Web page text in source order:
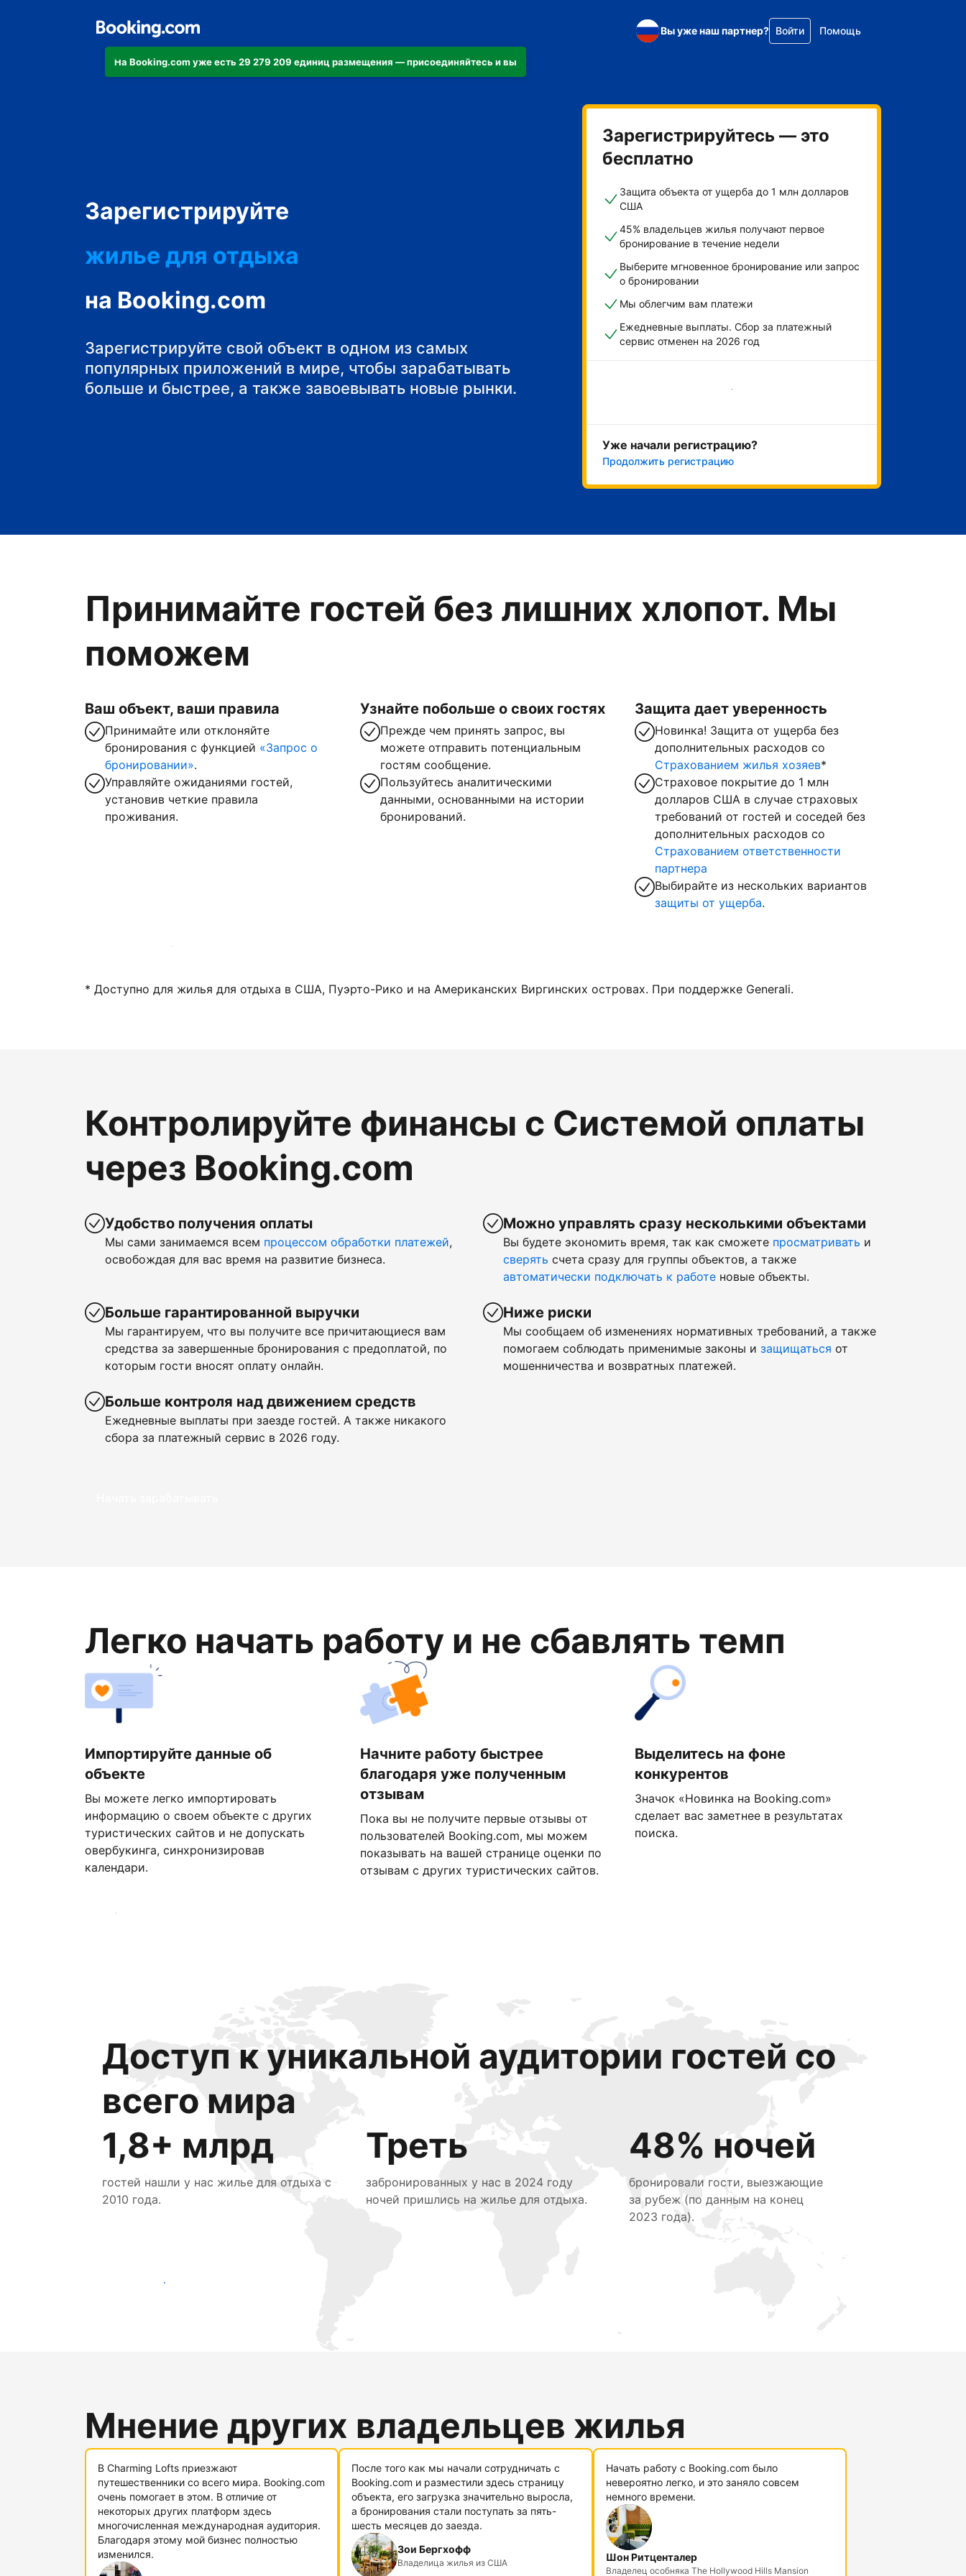
На Booking.com уже есть 29 279 209 единиц размещения — присоединяйтесь и вы
Вы уже наш партнер? Войти Помощь
Зарегистрируйте
отель
жилье для отдыха
гостевой дом
мини-отель
на Booking.com
Зарегистрируйте свой объект в одном из самых
популярных приложений в мире, чтобы зарабатывать
больше и быстрее, а также завоевывать новые рынки.
Зарегистрируйтесь — это
бесплатно
Защита объекта от ущерба до 1 млн долларов
США
45% владельцев жилья получают первое
бронирование в течение недели
Выберите мгновенное бронирование или запрос
о бронировании
Мы облегчим вам платежи
Ежедневные выплаты. Сбор за платежный
сервис отменен на 2026 год
Начать
Уже начали регистрацию?
Продолжить регистрацию
Принимайте гостей без лишних хлопот. Мы
поможем
Ваш объект, ваши правила
Принимайте или отклоняйте
бронирования с функцией «Запрос о
бронировании».
Управляйте ожиданиями гостей,
установив четкие правила
проживания.
Узнайте побольше о своих гостях
Прежде чем принять запрос, вы
можете отправить потенциальным
гостям сообщение.
Пользуйтесь аналитическими
данными, основанными на истории
бронирований.
Защита дает уверенность
Новинка! Защита от ущерба без
дополнительных расходов со
Страхованием жилья хозяев*
Страховое покрытие до 1 млн
долларов США в случае страховых
требований от гостей и соседей без
дополнительных расходов со
Страхованием ответственности
партнера
Выбирайте из нескольких вариантов
защиты от ущерба.
Зарегистрировать объект
* Доступно для жилья для отдыха в США, Пуэрто-Рико и на Американских Виргинских островах. При поддержке Generali.
Контролируйте финансы с Системой оплаты
через Booking.com
Удобство получения оплаты
Мы сами занимаемся всем процессом обработки платежей,
освобождая для вас время на развитие бизнеса.
Больше гарантированной выручки
Мы гарантируем, что вы получите все причитающиеся вам
средства за завершенные бронирования с предоплатой, по
которым гости вносят оплату онлайн.
Больше контроля над движением средств
Ежедневные выплаты при заезде гостей. А также никакого
сбора за платежный сервис в 2026 году.
Можно управлять сразу несколькими объектами
Вы будете экономить время, так как сможете просматривать и
сверять счета сразу для группы объектов, а также
автоматически подключать к работе новые объекты.
Ниже риски
Мы сообщаем об изменениях нормативных требований, а также
помогаем соблюдать применимые законы и защищаться от
мошенничества и возвратных платежей.
Начать зарабатывать
Легко начать работу и не сбавлять темп
Импортируйте данные об
объекте
Вы можете легко импортировать
информацию о своем объекте с других
туристических сайтов и не допускать
овербукинга, синхронизировав
календари.
Начните работу быстрее
благодаря уже полученным
отзывам
Пока вы не получите первые отзывы от
пользователей Booking.com, мы можем
показывать на вашей странице оценки по
отзывам с других туристических сайтов.
Выделитесь на фоне
конкурентов
Значок «Новинка на Booking.com»
сделает вас заметнее в результатах
поиска.
Начать
Доступ к уникальной аудитории гостей со
всего мира
1,8+ млрд
гостей нашли у нас жилье для отдыха с
2010 года.
Треть
забронированных у нас в 2024 году
ночей пришлись на жилье для отдыха.
48% ночей
бронировали гости, выезжающие
за рубеж (по данным на конец
2023 года).
Привлечь новых гостей
Мнение других владельцев жилья
В Charming Lofts приезжают
путешественники со всего мира. Booking.com
очень помогает в этом. В отличие от
некоторых других платформ здесь
многочисленная международная аудитория.
Благодаря этому мой бизнес полностью
изменился.
После того как мы начали сотрудничать с
Booking.com и разместили здесь страницу
объекта, его загрузка значительно выросла,
а бронирования стали поступать за пять-
шесть месяцев до заезда.
Зои Бергхофф
Владелица жилья из США
Начать работу с Booking.com было
невероятно легко, и это заняло совсем
немного времени.
Шон Ритценталер
Владелец особняка The Hollywood Hills Mansion